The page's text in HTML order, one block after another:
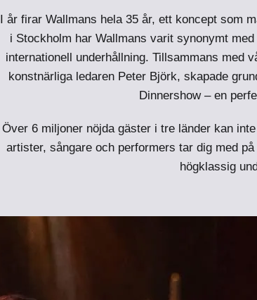
I år firar Wallmans hela 35 år, ett koncept som
i Stockholm har Wallmans varit synonymt
internationell underhållning. Tillsammans med
konstnärliga ledaren Peter Björk, skapade
Dinnershow – en
Över 6 miljoner nöjda gäster i tre länder kan
artister, sångare och performers tar dig med
högklassig